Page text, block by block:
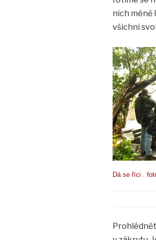
nich méně
všichni
Dá se říci .